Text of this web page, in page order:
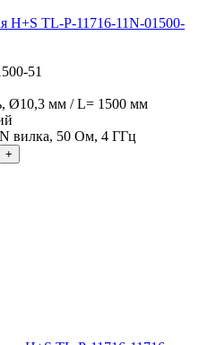
H+S TL-P-11716-11N-01500-
51
Ø10,3 мм / L= 1500 мм
вилка, 50 Ом, 4 ГГц
+